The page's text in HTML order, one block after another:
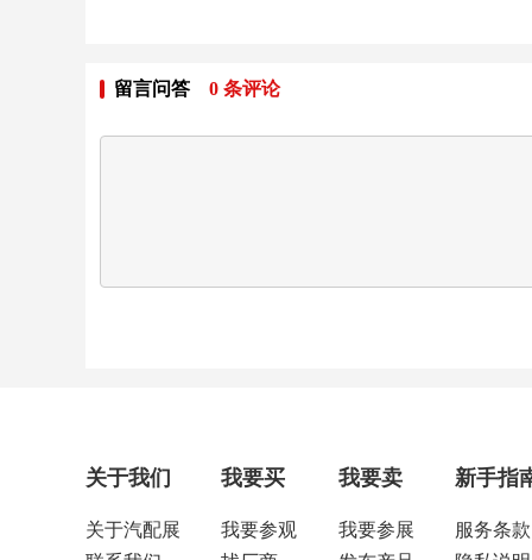
留言问答 0 条评论
关于我们
关于汽配展
我要买
我要参观
我要卖
我要参展
新手指
服务条款